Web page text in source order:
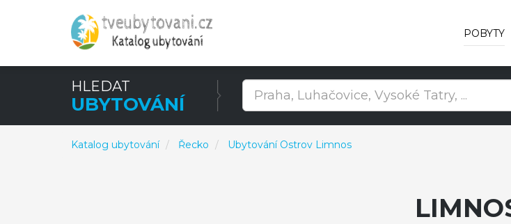
POBYTY
HLEDAT
UBYTOVÁNÍ
Katalog ubytování Řecko Ubytování Ostrov Limnos